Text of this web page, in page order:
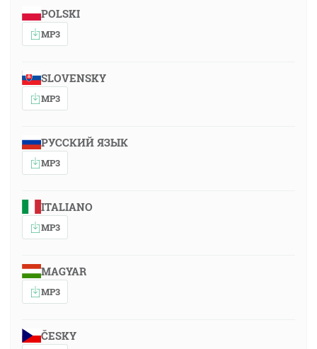
POLSKI
MP3
SLOVENSKY
MP3
РУССКИЙ ЯЗЫК
MP3
ITALIANO
MP3
MAGYAR
MP3
ČESKY